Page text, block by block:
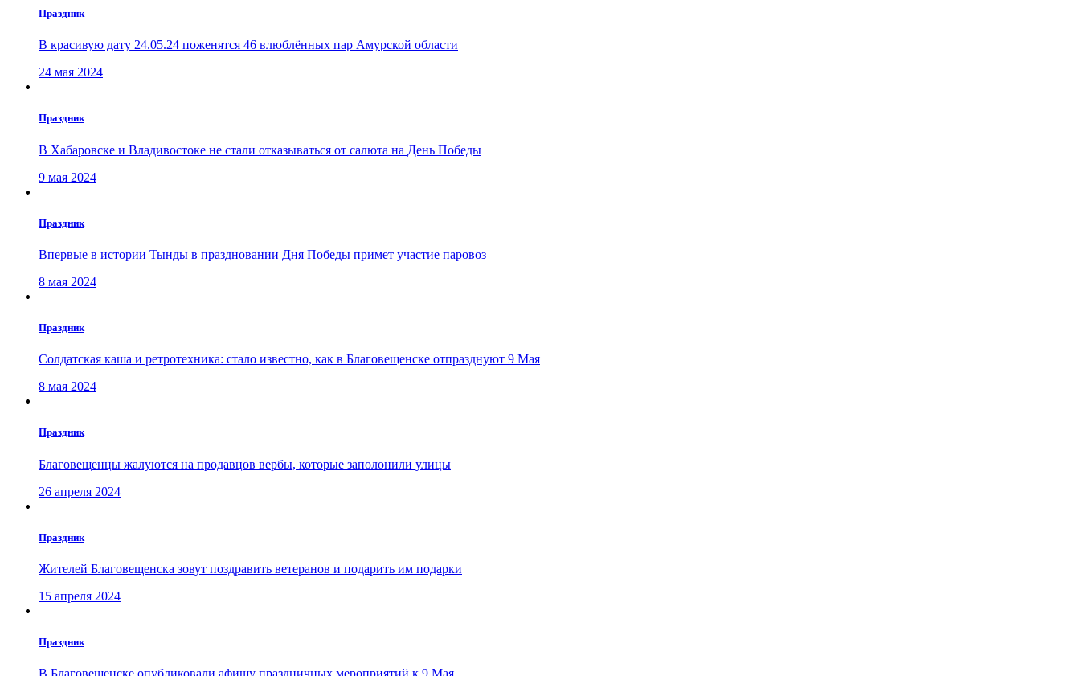
Праздник
В красивую дату 24.05.24 поженятся 46 влюблённых пар Амурской области
24 мая 2024
Праздник
В Хабаровске и Владивостоке не стали отказываться от салюта на День Победы
9 мая 2024
Праздник
Впервые в истории Тынды в праздновании Дня Победы примет участие паровоз
8 мая 2024
Праздник
Солдатская каша и ретротехника: стало известно, как в Благовещенске отпразднуют 9 Мая
8 мая 2024
Праздник
Благовещенцы жалуются на продавцов вербы, которые заполонили улицы
26 апреля 2024
Праздник
Жителей Благовещенска зовут поздравить ветеранов и подарить им подарки
15 апреля 2024
Праздник